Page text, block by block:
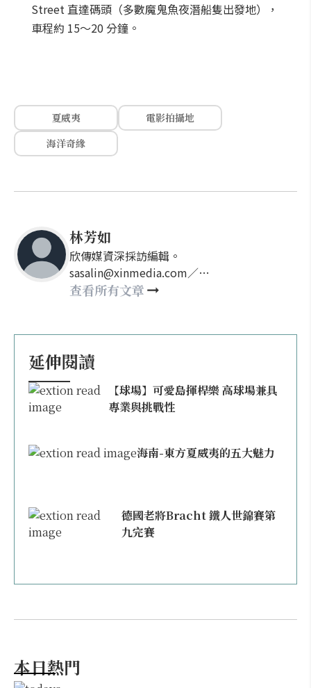
Street 直達碼頭（多數魔鬼魚夜潛船隻出發地），
車程約 15～20 分鐘。
夏威夷
電影拍攝地
海洋奇緣
林芳如
欣傳媒資深採訪編輯。
sasalin@xinmedia.com／
happy21917@gmail.com
查看所有文章
延伸閱讀
【球場】可愛島揮桿樂 高球場兼具
專業與挑戰性
海南-東方夏威夷的五大魅力
德國老將Bracht 鐵人世錦賽第
九完賽
本日熱門